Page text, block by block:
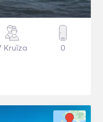
Kruīza 0